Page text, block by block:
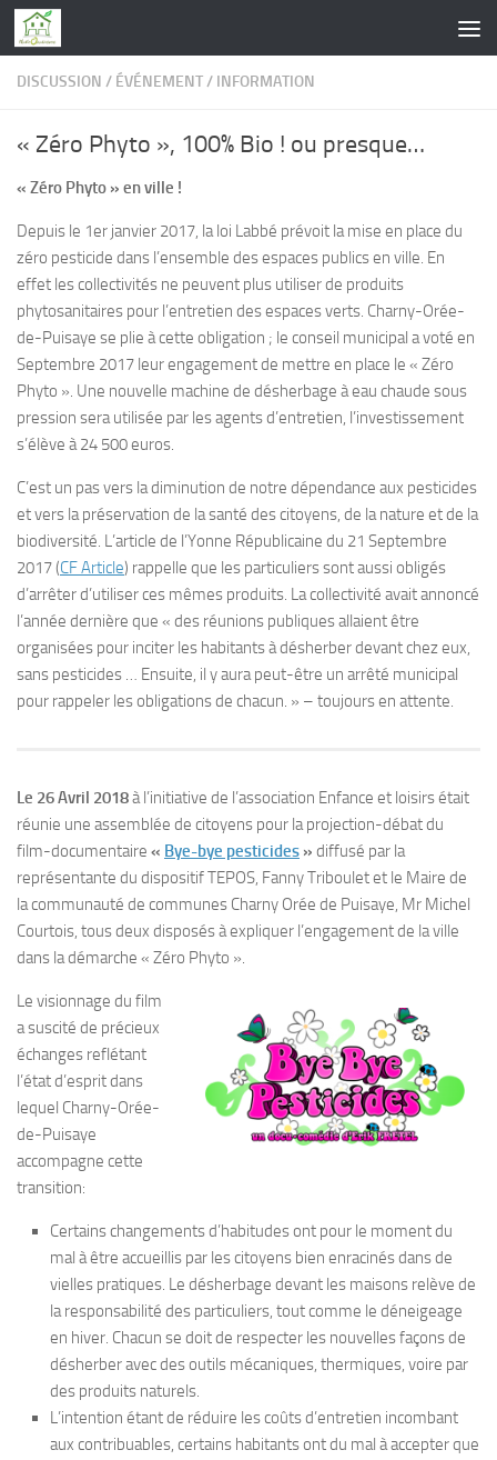
Skip to content
DISCUSSION / ÉVÉNEMENT/ INFORMATION
« Zéro Phyto », 100% Bio ! ou presque…
« Zéro Phyto » en ville !
Depuis le 1er janvier 2017, la loi Labbé prévoit la mise en place du
zéro pesticide dans l’ensemble des espaces publics en ville. En
effet les collectivités ne peuvent plus utiliser de produits
phytosanitaires pour l’entretien des espaces verts. Charny-Orée-
de-Puisaye se plie à cette obligation ; le conseil municipal a voté en
Septembre 2017 leur engagement de mettre en place le « Zéro
Phyto ». Une nouvelle machine de désherbage à eau chaude sous
pression sera utilisée par les agents d’entretien, l’investissement
s’élève à 24 500 euros.
C’est un pas vers la diminution de notre dépendance aux pesticides
et vers la préservation de la santé des citoyens, de la nature et de la
biodiversité. L’article de l’Yonne Républicaine du 21 Septembre
2017 (CF Article) rappelle que les particuliers sont aussi obligés
d’arrêter d’utiliser ces mêmes produits. La collectivité avait annoncé
l’année dernière que « des réunions publiques allaient être
organisées pour inciter les habitants à désherber devant chez eux,
sans pesticides … Ensuite, il y aura peut-être un arrêté municipal
pour rappeler les obligations de chacun. » – toujours en attente.
Le 26 Avril 2018à l’initiative de l’association Enfance et loisirs était
réunie une assemblée de citoyens pour la projection-débat du
film-documentaire « Bye-bye pesticides » diffusé par la
représentante du dispositif TEPOS, Fanny Triboulet et le Maire de
la communauté de communes Charny Orée de Puisaye, Mr Michel
Courtois, tous deux disposés à expliquer l’engagement de la ville
dans la démarche « Zéro Phyto ».
Le visionnage du film
a suscité de précieux
échanges reflétant
l’état d’esprit dans
lequel Charny-Orée-
de-Puisaye
accompagne cette
transition:
Certains changements d’habitudes ont pour le moment du
mal à être accueillis par les citoyens bien enracinés dans de
vielles pratiques. Le désherbage devant les maisons relève de
la responsabilité des particuliers, tout comme le déneigeage
en hiver. Chacun se doit de respecter les nouvelles façons de
désherber avec des outils mécaniques, thermiques, voire par
des produits naturels.
L’intention étant de réduire les coûts d’entretien incombant
aux contribuables, certains habitants ont du mal à accepter que